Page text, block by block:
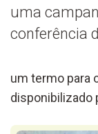
uma
conferência
um termo para
disponibilizado